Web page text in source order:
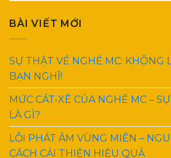
BÀI VIẾT MỚI
SỰ THẬT VỀ NGHỀ MC: KHÔNG
BẠN NGHĨ!
MỨC CÁT-XÊ CỦA NGHỀ MC –
LÀ GÌ?
LỖI PHÁT ÂM VÙNG MIỀN –
CÁCH CẢI THIỆN HIỆU QUẢ